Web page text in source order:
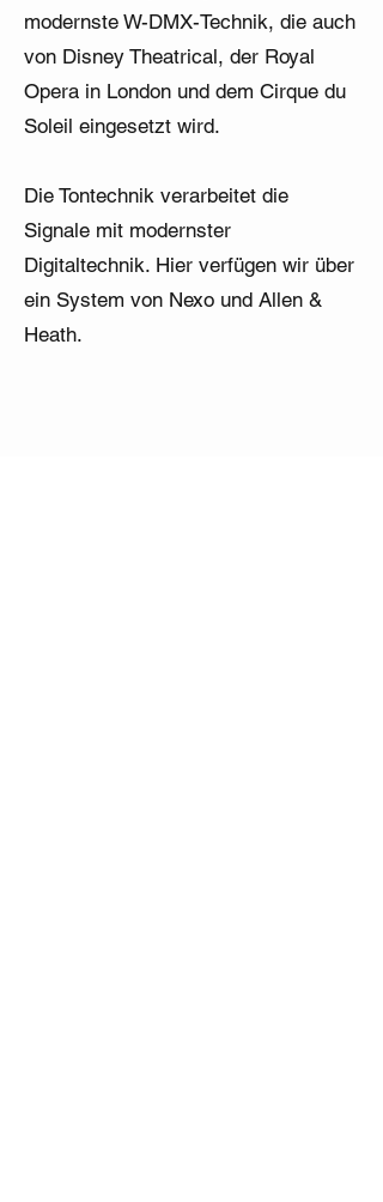
modernste W-DMX-Technik, die auch
von Disney Theatrical, der Royal
Opera in London und dem Cirque du
Soleil eingesetzt wird.
Die Tontechnik verarbeitet die
Signale mit modernster
Digitaltechnik. Hier verfügen wir über
ein System von Nexo und Allen &
Heath.